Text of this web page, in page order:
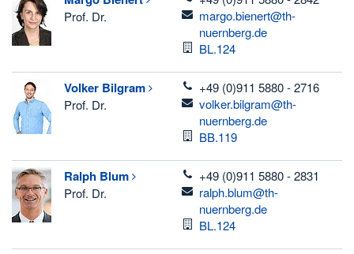
Prof. Dr.
email
margo.bienert@th-
nuernberg.de
Raum
BL.124
Volker Bilgram
Prof. Dr.
telefon
+49 (0)911 5880 - 2716
email
volker.bilgram@th-
nuernberg.de
Raum
BB.119
Ralph Blum
Prof. Dr.
telefon
+49 (0)911 5880 - 2831
email
ralph.blum@th-
nuernberg.de
Raum
BL.124